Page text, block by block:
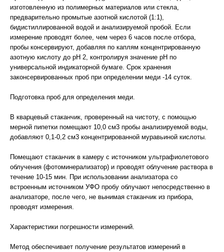
изготовленную из полимерных материалов или стекла,
предварительно промытые азотной кислотой (1:1),
бидистиллированной водой и анализируемой пробой. Если
измерение проводят более, чем через 6 часов после отбора,
пробы консервируют, добавляя по каплям концентрированную
азотную кислоту до рН 2, контролируя значение рН по
универсальной индикаторной бумаге. Срок хранения
законсервированных проб при определении меди -14 суток.
Подготовка проб для определения меди.
В кварцевый стаканчик, проверенный на чистоту, с помощью
мерной пипетки помещают 10,0 см3 пробы анализируемой воды,
добавляют 0,1-0,2 см3 концентрированной муравьиной кислоты.
Помещают стаканчик в камеру с источником ультрафиолетового
облучения (фотоминерализатор) и проводят облучение раствора в
течение 10-15 мин. При использовании анализатора со
встроенным источником УФО пробу облучают непосредственно в
анализаторе, после чего, не вынимая стаканчик из прибора,
проводят измерения.
Характеристики погрешности измерений.
Метод обеспечивает получение результатов измерений в